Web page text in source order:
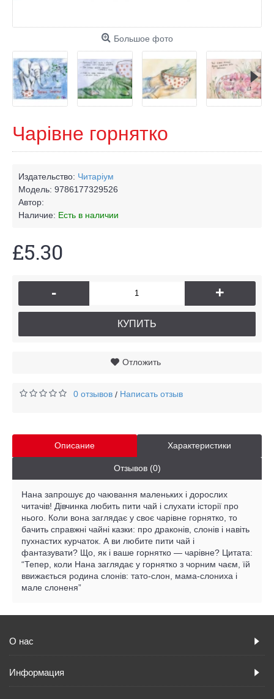
Большое фото
Чарівне горнятко
Издательство: Читаріум
Модель: 9786177329526
Автор:
Наличие: Есть в наличии
£5.30
- +
КУПИТЬ
Отложить
0 отзывов / Написать отзыв
Описание Характеристики
Отзывов (0)
Нана запрошує до чаювання маленьких і дорослих
читачів! Дівчинка любить пити чай і слухати історії про
нього. Коли вона заглядає у своє чарівне горнятко, то
бачить справжні чайні казки: про драконів, слонів і навіть
пухнастих курчаток. А ви любите пити чай і
фантазувати? Що, як і ваше горнятко — чарівне? Цитата:
“Тепер, коли Нана заглядає у горнятко з чорним чаєм, їй
ввижається родина слонів: тато-слон, мама-слониха і
мале слоненя”
О нас
Информация